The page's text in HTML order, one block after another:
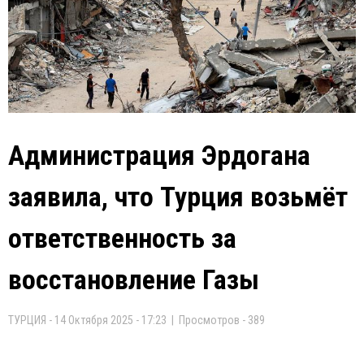
Администрация Эрдогана
заявила, что Турция возьмёт
ответственность за
восстановление Газы
ТУРЦИЯ - 14 Октября 2025 - 17:23 | Просмотров - 389